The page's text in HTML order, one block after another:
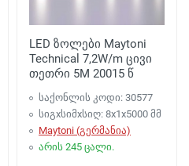
LED ზოლები Maytoni
Technical 7,2W/m ცივი
თეთრი 5M 20015 წ
საქონლის კოდი: 30577
სიგxსიმxსიღ: 8x1x5000 მმ
Maytoni (გერმანია)
არის 245 ცალი.